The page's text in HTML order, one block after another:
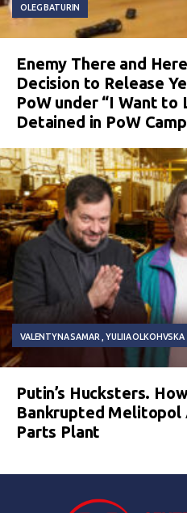
OLEG BATURIN
Enemy There and
Decision to Release
PoW under “I Want to
Detained in PoW
VALENTYNA SAMAR YULIIA OLKOHVSKA
Putin’s Hucksters.
Bankrupted Melitopol
Parts Plant